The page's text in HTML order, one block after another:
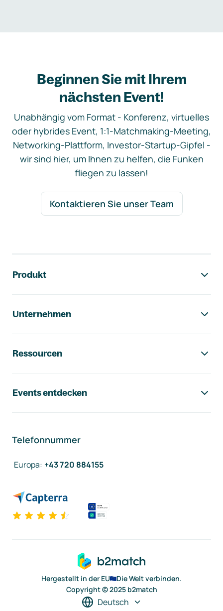
Beginnen Sie mit Ihrem
nächsten Event!
Unabhängig vom Format - Konferenz, virtuelles
oder hybrides Event, 1:1-Matchmaking-Meeting,
Networking-Plattform, Investor-Startup-Gipfel -
wir sind hier, um Ihnen zu helfen, die Funken
fliegen zu lassen!
Kontaktieren Sie unser Team
Produkt
Unternehmen
Ressourcen
Events entdecken
Telefonnummer
Europa: +43 720 884155
Hergestellt in der EU
Die Welt verbinden.
Copyright © 2025 b2match
Deutsch